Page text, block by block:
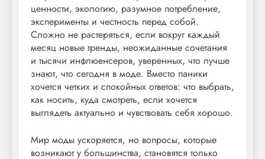
ценности, экологию, разумное потребление,
эксперименты и честность перед собой.
Сложно не растеряться, если вокруг каждый
месяц новые тренды, неожиданные сочетания
и тысячи инфлюенсеров, уверенных, что лучше
знают, что сегодня в моде. Вместо паники
хочется четких и спокойных ответов: что выбрать,
как носить, куда смотреть, если хочется
выглядеть актуально и чувствовать себя хорошо.
Мир моды ускоряется, но вопросы, которые
возникают у большинства, становятся только